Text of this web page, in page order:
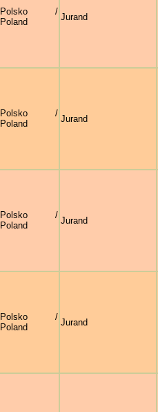
Polsko /
Poland
Jurand
Polsko /
Poland
Jurand
Polsko /
Poland
Jurand
Polsko /
Poland
Jurand